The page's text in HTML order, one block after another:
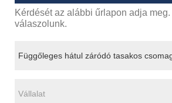
Kérdését az alábbi űrlapon adja meg.
válaszolunk.